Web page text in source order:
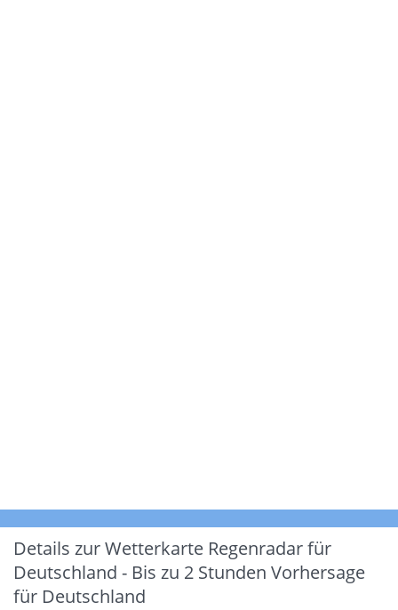
Details zur Wetterkarte Regenradar für
Deutschland - Bis zu 2 Stunden Vorhersage
für Deutschland